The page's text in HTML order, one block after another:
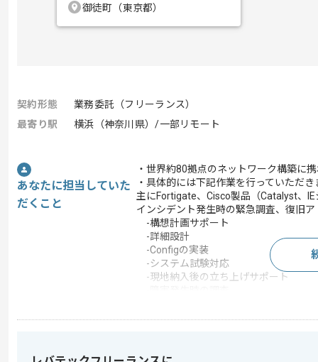
御徒町（東京都）
契約形態
業務委託（フリーランス）
最寄り駅
横浜（神奈川県）/一部リモート
あなたに担当していた
だくこと
・世界約80拠点のネットワーク構築に
・具体的には下記作業を行っていただき
主にFortigate、Cisco製品（Catalyst、
インシデント発生時の緊急調査、復旧
-構想計画サポート
-詳細設計
-Configの実装
-システム試験対応
-現地納入後の立ち上げサポート